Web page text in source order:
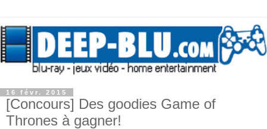
16 févr. 2015
[Concours] Des goodies Game of
Thrones à gagner!